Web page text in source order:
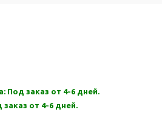
Под заказ от 4-6 дней.
от 4-6 дней.